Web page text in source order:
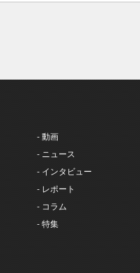
- 動画
- ニュース
- インタビュー
- レポート
- コラム
- 特集